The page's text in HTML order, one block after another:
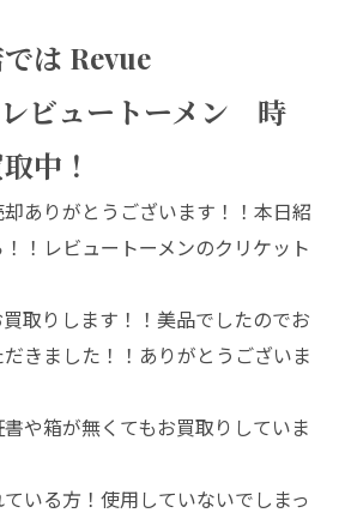
は Revue
ビュートーメン 時
中！
ありがとうございます！！本日紹
！レビュートーメンのクリケット
取りします！！美品でしたのでお
きました！！ありがとうございま
や箱が無くてもお買取りしていま
いる方！使用していないでしまっ